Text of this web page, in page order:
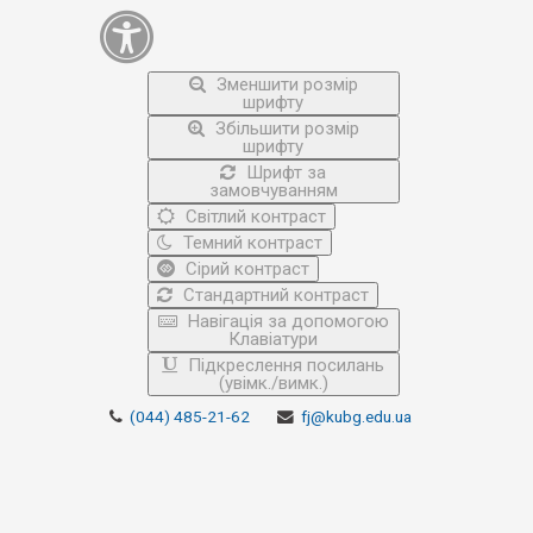
Зменшити розмір
шрифту
Збільшити розмір
шрифту
Шрифт за
замовчуванням
Світлий контраст
Темний контраст
Сірий контраст
Стандартний контраст
Навігація за допомогою
Клавіатури
Підкреслення посилань
(увімк./вимк.)
(044) 485-21-62 fj@kubg.edu.ua